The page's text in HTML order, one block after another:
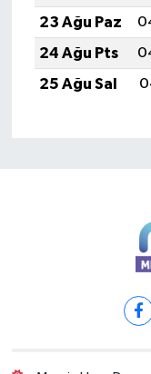
23 Ağu Paz
24 Ağu Pts
25 Ağu Sal